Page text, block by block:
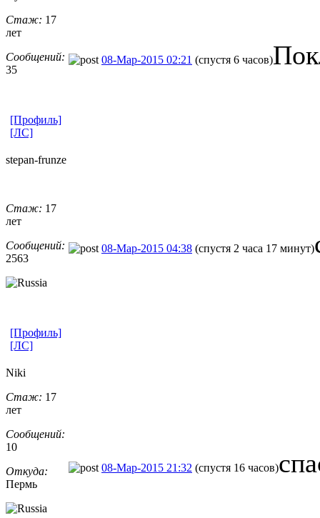
Стаж: 17
лет
Сообщений:
35
08-Мар-2015 02:21 (спустя 6 часов)
[Профиль]
[ЛС]
stepan-frunz​e
Стаж: 17
лет
Сообщений:
2563
08-Мар-2015 04:38 (спустя 2 часа 17 минут)
[Профиль]
[ЛС]
Niki
Стаж: 17
лет
Сообщений:
10
Откуда:
Пермь
08-Мар-2015 21:32 (спустя 16 часов)